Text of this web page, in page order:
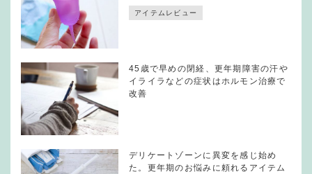
アイテムレビュー
45歳で早めの閉経、更年期障害の汗や
イライラなどの症状はホルモン治療で
改善
デリケートゾーンに異変を感じ始め
た。更年期のお悩みに頼れるアイテム